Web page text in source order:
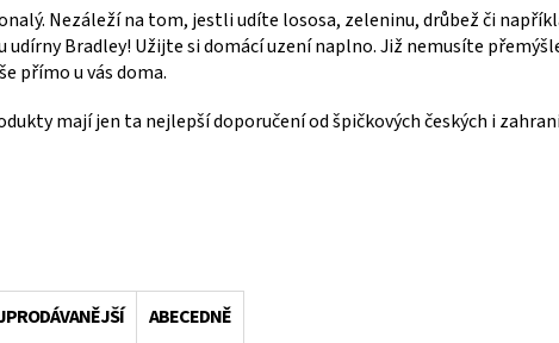
Nezáleží na tom, jestli udíte lososa, zeleninu, drůbež či
udírny Bradley! Užijte si domácí uzení naplno. Již nemusíte
přímo u vás doma.
mají jen ta nejlepší doporučení od špičkových českých i
ABECEDNĚ